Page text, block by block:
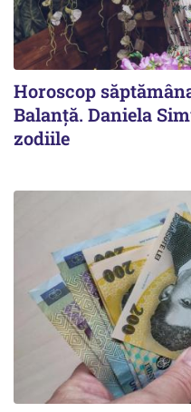
Horoscop
Balanță. Daniela
zodiile